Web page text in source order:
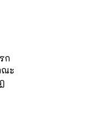
ก
ณะ